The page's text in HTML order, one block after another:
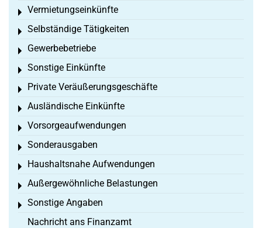
Vermietungseinkünfte
Toggle menu
Selbständige Tätigkeiten
Toggle menu
Gewerbebetriebe
Toggle menu
Sonstige Einkünfte
Toggle menu
Private Veräußerungsgeschäfte
Toggle menu
Ausländische Einkünfte
Toggle menu
Vorsorgeaufwendungen
Toggle menu
Sonderausgaben
Toggle menu
Haushaltsnahe Aufwendungen
Toggle menu
Außergewöhnliche Belastungen
Toggle menu
Sonstige Angaben
Toggle menu
Nachricht ans Finanzamt